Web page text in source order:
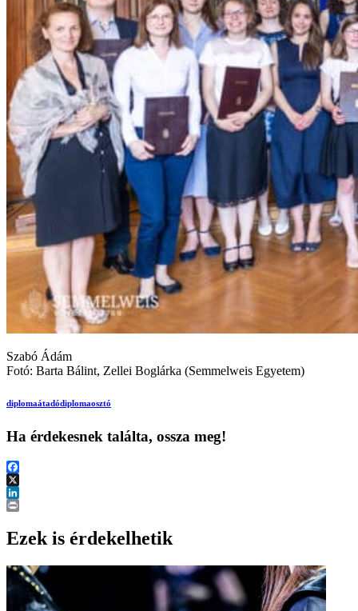
Szabó Ádám
Fotó: Barta Bálint, Zellei Boglárka (Semmelweis Egyetem)
diplomaátadódiplomaosztó
Ha érdekesnek találta, ossza meg!
Facebook
X
LinkedIn
Ezek is érdekelhetik